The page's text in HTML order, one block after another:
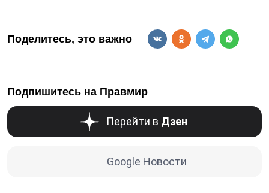
Поделитесь, это важно
Подпишитесь на Правмир
Перейти в Дзен
Google Новости